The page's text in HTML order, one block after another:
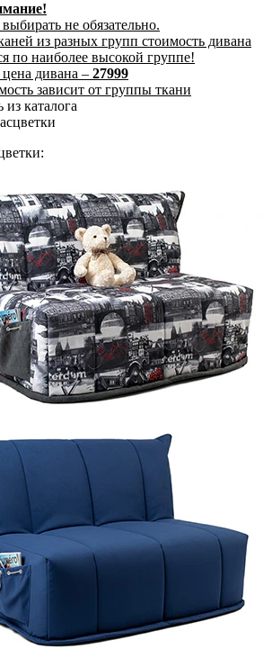
не обязательно.
из разных групп стоимость дивана
по наиболее высокой группе!
дивана – 27999
зависит от группы ткани
каталога